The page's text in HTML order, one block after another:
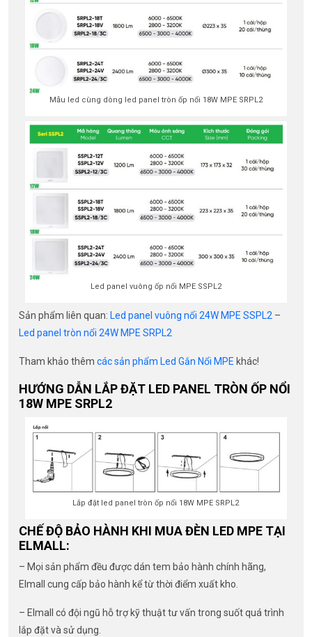
Mẫu led cùng dòng led panel tròn ốp nổi 18W MPE SRPL2
Led panel vuông ốp nổi MPE SSPL2
Sản phẩm liên quan: Led panel vuông nổi 24W MPE SSPL2 –
Led panel tròn nổi 24W MPE SRPL2
Tham khảo thêm các sản phẩm Led Gắn Nổi MPE khác!
HƯỚNG DẪN LẮP ĐẶT LED PANEL TRÒN ỐP NỔI
18W MPE SRPL2
Lắp đặt led panel tròn ốp nổi 18W MPE SRPL2
CHẾ ĐỘ BẢO HÀNH KHI MUA ĐÈN LED MPE TẠI
ELMALL:
– Mọi sản phẩm đều được dán tem bảo hành chính hãng,
Elmall cung cấp bảo hành kể từ thời điểm xuất kho.
– Elmall có đội ngũ hỗ trợ kỹ thuật tư vấn trong suốt quá trình
lắp đặt và sử dụng.